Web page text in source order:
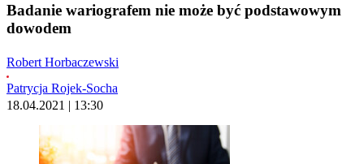
Badanie wariografem nie może być podstawowym
dowodem
Robert Horbaczewski
Patrycja Rojek-Socha
18.04.2021 | 13:30